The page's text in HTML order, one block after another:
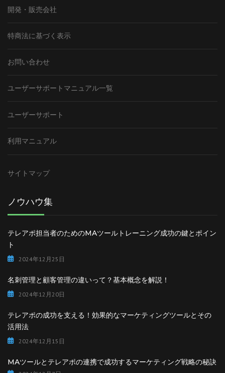
開発・販売会社
特商法に基づく表示
お問い合わせ
ユーザーサポートマニュアル一覧
ユーザーサポート
利用マニュアル
サイトマップ
ノウハウ集
テレアポ担当者のためのMAツールトレーニング成功の鍵とポイン
ト
2024年12月25日
名刺管理と顧客管理の違いって？基本概念を解説！
2024年12月20日
テレアポの成功を支える！効果的なマーケティングツールとその
活用法
2024年12月15日
MAツールとテレアポの連携で成功するマーケティング戦略の秘訣